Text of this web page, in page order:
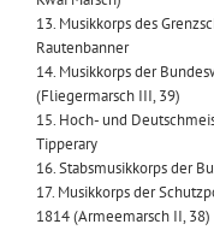
13. Musikkorps des
Rautenbanner
14. Musikkorps der
(Fliegermarsch III, 39)
15. Hoch- und
Tipperary
16. Stabsmusikkorps der
17. Musikkorps der
1814 (Armeemarsch II, 38)